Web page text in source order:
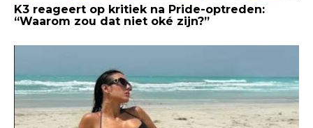
K3 reageert op kritiek na Pride-optreden:
“Waarom zou dat niet oké zijn?”